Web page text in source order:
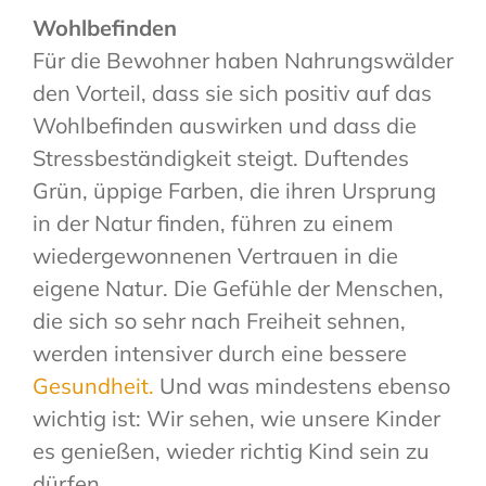
Wohlbefinden
Für die Bewohner haben Nahrungswälder
den Vorteil, dass sie sich positiv auf das
Wohlbefinden auswirken und dass die
Stressbeständigkeit steigt. Duftendes
Grün, üppige Farben, die ihren Ursprung
in der Natur finden, führen zu einem
wiedergewonnenen Vertrauen in die
eigene Natur. Die Gefühle der Menschen,
die sich so sehr nach Freiheit sehnen,
werden intensiver durch eine bessere
Gesundheit. Und was mindestens ebenso
wichtig ist: Wir sehen, wie unsere Kinder
es genießen, wieder richtig Kind sein zu